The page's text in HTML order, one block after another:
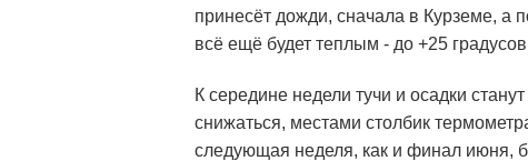
принесёт дожди, сначала в Курземе, а
всё ещё будет теплым - до +25
К середине недели тучи и осадки
снижаться, местами столбик
следующая неделя, как и финал июня,